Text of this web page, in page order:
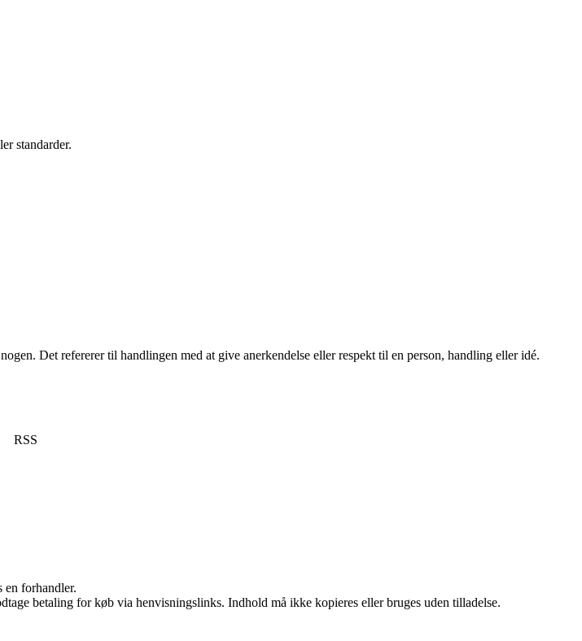
standarder.
Det refererer til handlingen med at give anerkendelse eller respekt til en person, handling eller idé.
RSS
forhandler.
betaling for køb via henvisningslinks. Indhold må ikke kopieres eller bruges uden tilladelse.